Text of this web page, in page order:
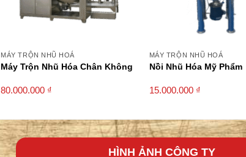
MÁY TRỘN NHŨ HOÁ
Máy Trộn Nhũ Hóa Chân Không
80.000.000 ₫
MÁY TRỘN NHŨ HOÁ
Nồi Nhũ Hóa Mỹ Phẩm
15.000.000 ₫
HÌNH ẢNH CÔNG TY